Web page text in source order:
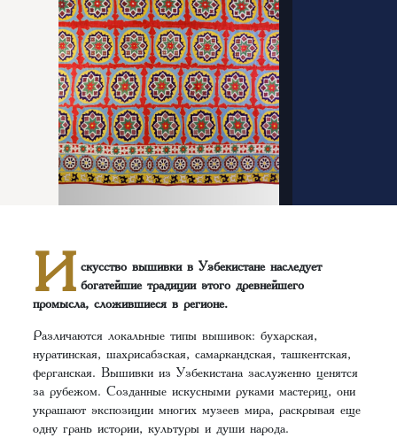
И скусство вышивки в Узбекистане наследует
богатейшие традиции этого древнейшего
промысла, сложившиеся в регионе.
Различаются локальные типы вышивок: бухарская,
нуратинская, шахрисабзская, самаркандская, ташкентская,
ферганская. Вышивки из Узбекистана заслуженно ценятся
за рубежом. Созданные искусными руками мастериц, они
украшают экспозиции многих музеев мира, раскрывая еще
одну грань истории, культуры и души народа.